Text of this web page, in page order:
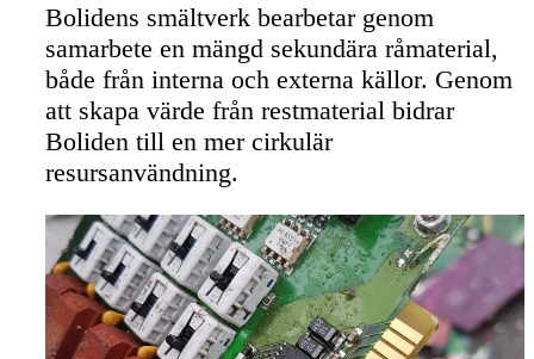
Bolidens smältverk bearbetar genom
samarbete en mängd sekundära råmaterial,
både från interna och externa källor. Genom
att skapa värde från restmaterial bidrar
Boliden till en mer cirkulär
resursanvändning.